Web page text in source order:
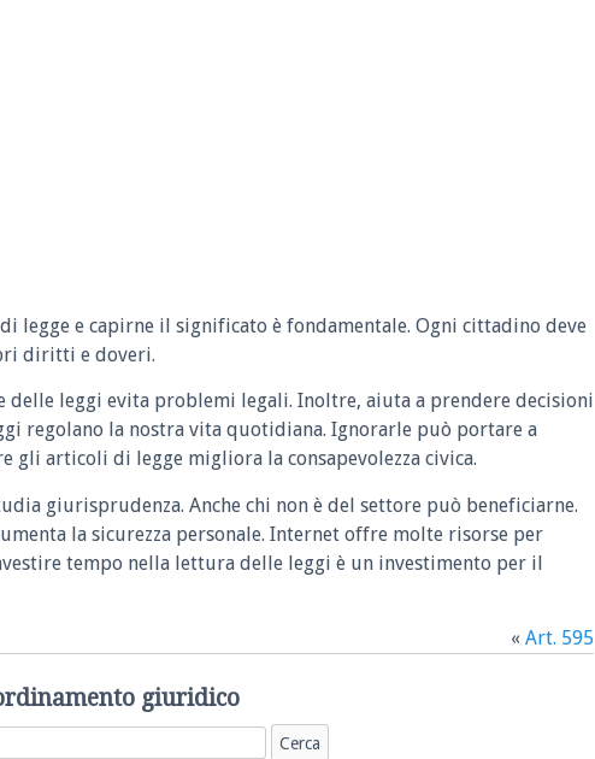
legge e capirne il significato è fondamentale. Ogni cittadino deve
diritti e doveri.
delle leggi evita problemi legali. Inoltre, aiuta a prendere decisioni
regolano la nostra vita quotidiana. Ignorarle può portare a
gli articoli di legge migliora la consapevolezza civica.
giurisprudenza. Anche chi non è del settore può beneficiarne.
la sicurezza personale. Internet offre molte risorse per
tempo nella lettura delle leggi è un investimento per il
« Art. 595
giuridico